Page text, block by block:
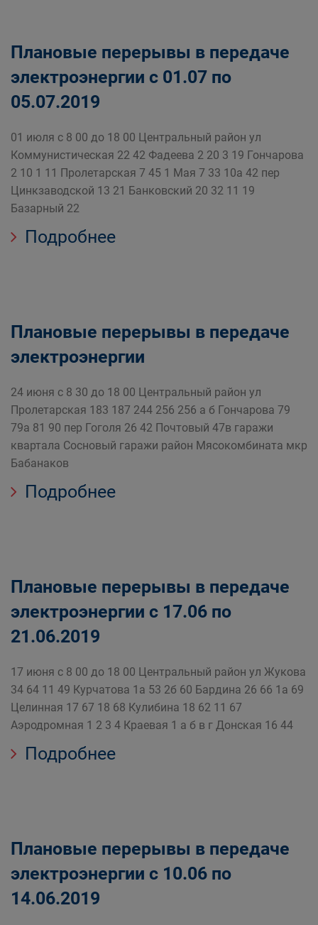
Плановые перерывы в передаче
электроэнергии c 01.07 по
05.07.2019
01 июля с 8 00 до 18 00 Центральный район ул
Коммунистическая 22 42 Фадеева 2 20 3 19 Гончарова
2 10 1 11 Пролетарская 7 45 1 Мая 7 33 10а 42 пер
Цинкзаводской 13 21 Банковский 20 32 11 19
Базарный 22
Подробнее
Плановые перерывы в передаче
электроэнергии
24 июня с 8 30 до 18 00 Центральный район ул
Пролетарская 183 187 244 256 256 а б Гончарова 79
79а 81 90 пер Гоголя 26 42 Почтовый 47в гаражи
квартала Сосновый гаражи район Мясокомбината мкр
Бабанаков
Подробнее
Плановые перерывы в передаче
электроэнергии с 17.06 по
21.06.2019
17 июня с 8 00 до 18 00 Центральный район ул Жукова
34 64 11 49 Курчатова 1а 53 2б 60 Бардина 26 66 1а 69
Целинная 17 67 18 68 Кулибина 18 62 11 67
Аэродромная 1 2 3 4 Краевая 1 а б в г Донская 16 44
Подробнее
Плановые перерывы в передаче
электроэнергии с 10.06 по
14.06.2019